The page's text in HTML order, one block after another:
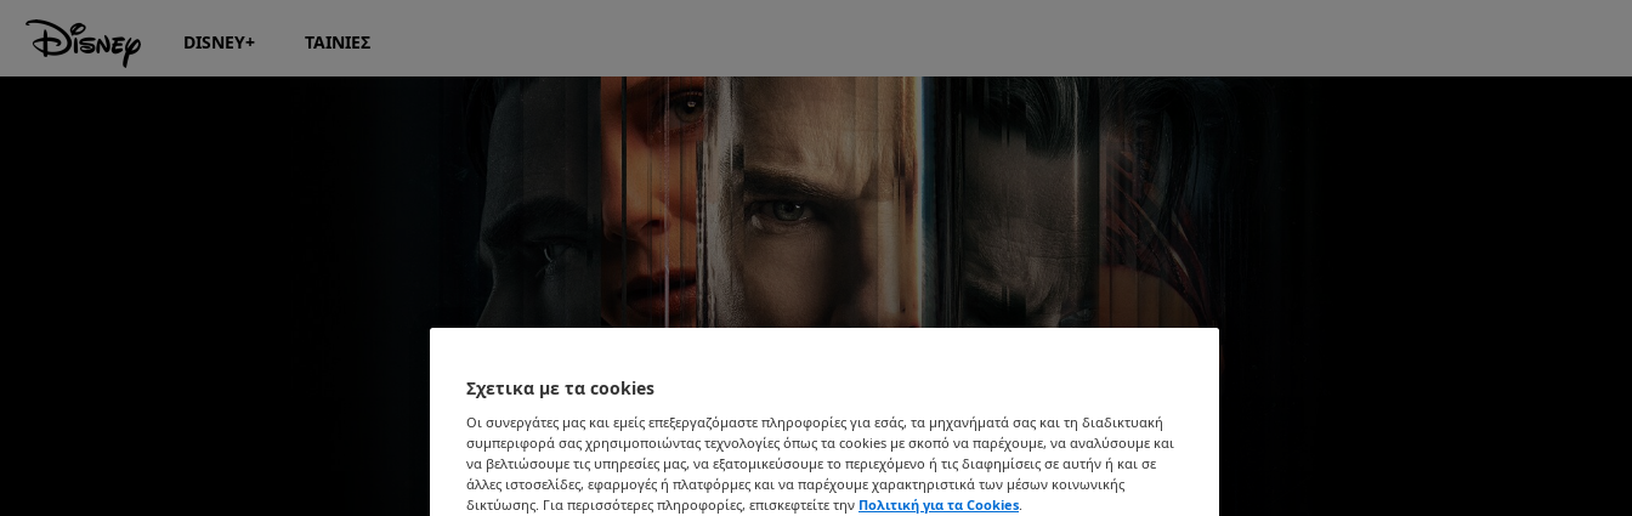
DISNEY+ ΤΑΙΝΙΕΣ
Σχετικα με τα cookies
Οι συνεργάτες μας και εμείς επεξεργαζόμαστε πληροφορίες για εσάς, τα μηχανήματά σας και τη διαδικτυακή
συμπεριφορά σας χρησιμοποιώντας τεχνολογίες όπως τα cookies με σκοπό να παρέχουμε, να αναλύσουμε και
να βελτιώσουμε τις υπηρεσίες μας, να εξατομικεύσουμε το περιεχόμενο ή τις διαφημίσεις σε αυτήν ή και σε
άλλες ιστοσελίδες, εφαρμογές ή πλατφόρμες και να παρέχουμε χαρακτηριστικά των μέσων κοινωνικής
δικτύωσης. Για περισσότερες πληροφορίες, επισκεφτείτε την Πολιτική για τα Cookies